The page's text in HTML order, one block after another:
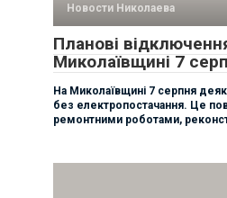
Новости Николаева
Планові
Миколаївщині 7
На Миколаївщині 7 серпня
без електропостачання. Це
ремонтними роботами,